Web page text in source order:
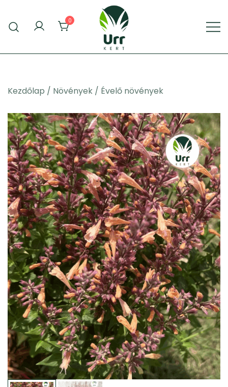
content
0
Kezdőlap / Növények / Évelő növények